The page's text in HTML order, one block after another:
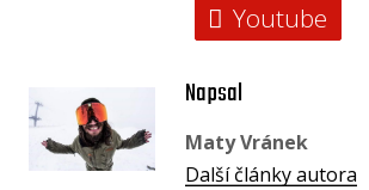
Youtube
Napsal
Maty Vránek
Další články autora